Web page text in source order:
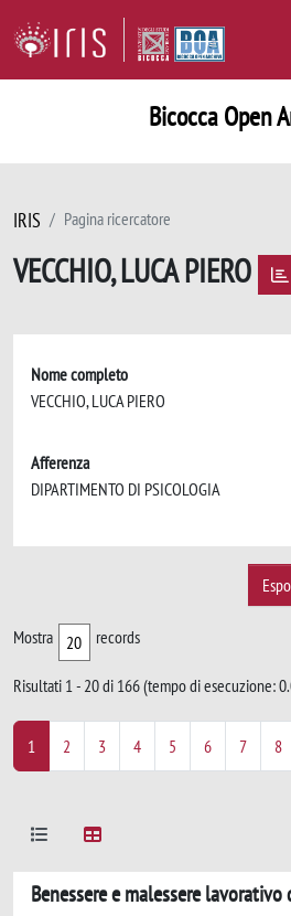
Bicocca Open
IRIS Pagina ricercatore
VECCHIO, LUCA PIERO
Nome completo
VECCHIO, LUCA PIERO
Afferenza
DIPARTIMENTO DI PSICOLOGIA
Mostra records
Risultati 1 - 20 di 166 (tempo di esecuzione:
1 2 3 4 5 6 7 8
Benessere e malessere